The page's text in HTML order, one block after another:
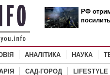
РФ
АНАЛІТИКА НАУКА
САД-ГОРОД LIFESTYLE